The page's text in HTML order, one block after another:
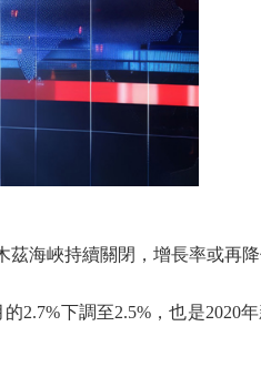
海峽持續關閉，增長率或再降
下調至2.5%，也是2020